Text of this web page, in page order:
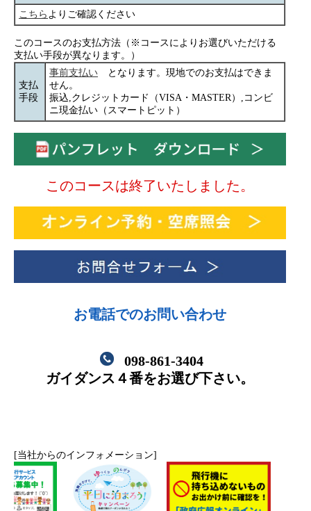
こちら よりご確認ください
このコースのお支払方法（※コースによりお選びいただける
支払い手段が異なります。）
支払
手段
事前支払い となります。現地でのお支払はできま
せん。
振込,クレジットカード（VISA・MASTER）,コンビ
ニ現金払い（スマートピット）
このコースは終了いたしました。
お電話でのお問い合わせ
098-861-3404
ガイダンス４番をお選び下さい。
[当社からのインフォメーション]